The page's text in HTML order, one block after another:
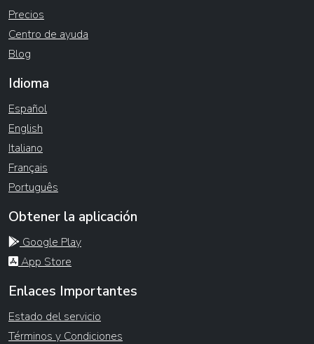
Precios
Centro de ayuda
Blog
Idioma
Español
English
Italiano
Français
Português
Obtener la aplicación
Google Play
App Store
Enlaces Importantes
Estado del servicio
Términos y Condiciones